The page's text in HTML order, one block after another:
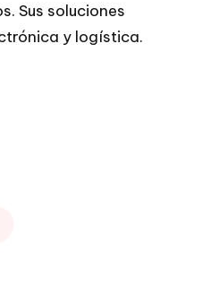
Sus soluciones
y logística.